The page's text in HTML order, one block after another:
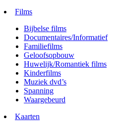
Films
Bijbelse films
Documentaires/Informatief
Familiefilms
Geloofsopbouw
Huwelijk/Romantiek films
Kinderfilms
Muziek dvd’s
Spanning
Waargebeurd
Kaarten